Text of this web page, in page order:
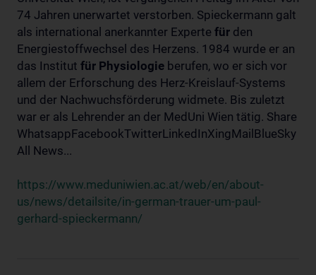
74 Jahren unerwartet verstorben. Spieckermann galt
als international anerkannter Experte für den
Energiestoffwechsel des Herzens. 1984 wurde er an
das Institut für Physiologie berufen, wo er sich vor
allem der Erforschung des Herz-Kreislauf-Systems
und der Nachwuchsförderung widmete. Bis zuletzt
war er als Lehrender an der MedUni Wien tätig. Share
WhatsappFacebookTwitterLinkedInXingMailBlueSky
All News...
https://www.meduniwien.ac.at/web/en/about-
us/news/detailsite/in-german-trauer-um-paul-
gerhard-spieckermann/